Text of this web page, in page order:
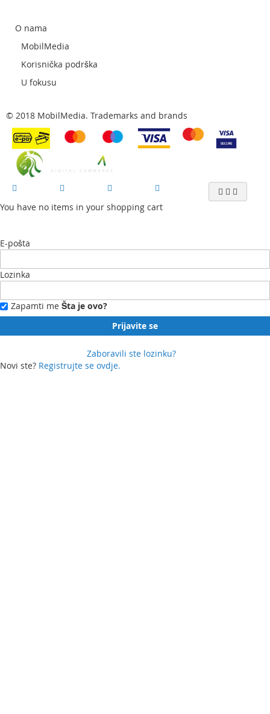
newsletter:
O nama
MobilMedia
Korisnička podrška
U fokusu
© 2018 MobilMedia. Trademarks and brands
You have no items in your shopping cart
E-pošta
Lozinka
Zapamti me Šta je ovo?
Prijavite se
Zaboravili ste lozinku?
Novi ste? Registrujte se ovdje.